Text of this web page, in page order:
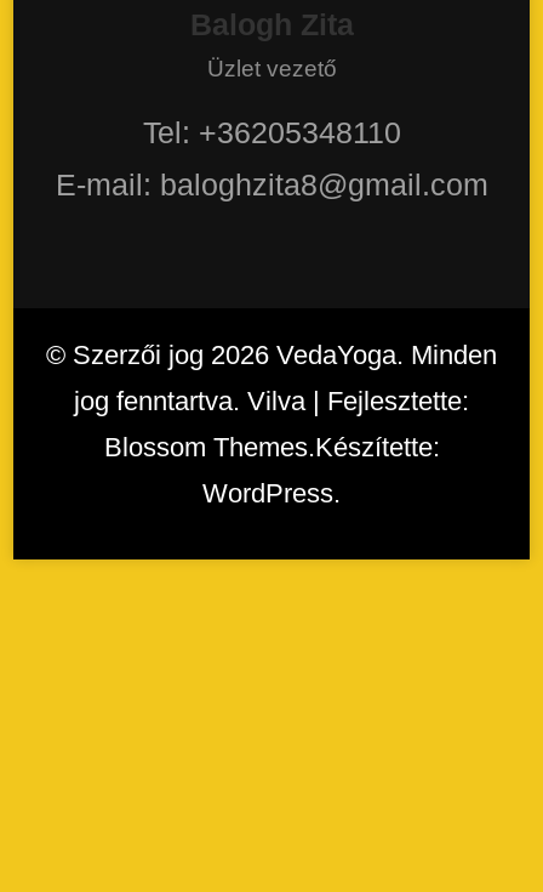
Balogh Zita
Üzlet vezető
Tel: +36205348110
E-mail: baloghzita8@gmail.com
© Szerzői jog 2026 VedaYoga. Minden
jog fenntartva. Vilva | Fejlesztette:
Blossom Themes.Készítette:
WordPress.